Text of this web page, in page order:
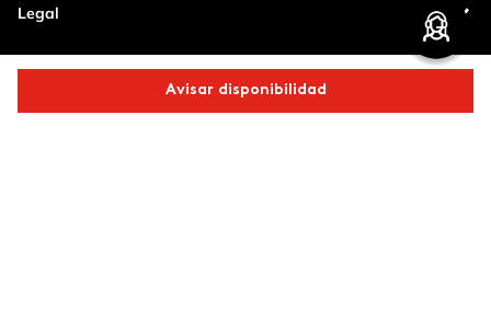
Avisar disponibilidad
Legal
Contáctanos